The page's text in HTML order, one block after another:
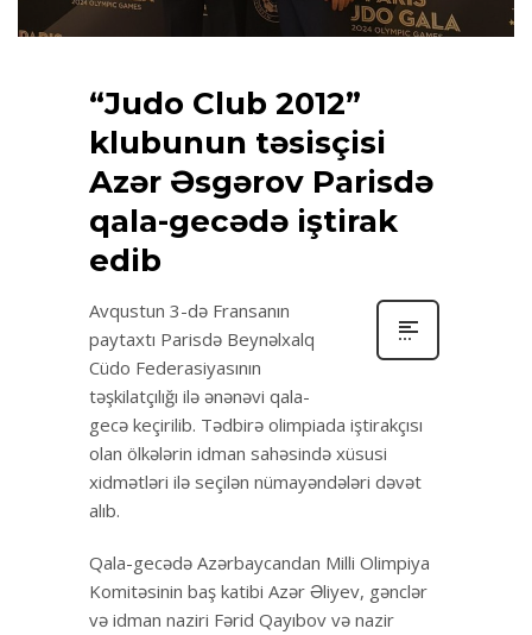
“Judo Club 2012”
klubunun təsisçisi
Azər Əsgərov Parisdə
qala-gecədə iştirak
edib
Avqustun 3-də Fransanın
paytaxtı Parisdə Beynəlxalq
Cüdo Federasiyasının
təşkilatçılığı ilə ənənəvi qala-
gecə keçirilib. Tədbirə olimpiada iştirakçısı
olan ölkələrin idman sahəsində xüsusi
xidmətləri ilə seçilən nümayəndələri dəvət
alıb.
Qala-gecədə Azərbaycandan Milli Olimpiya
Komitəsinin baş katibi Azər Əliyev, gənclər
və idman naziri Fərid Qayıbov və nazir